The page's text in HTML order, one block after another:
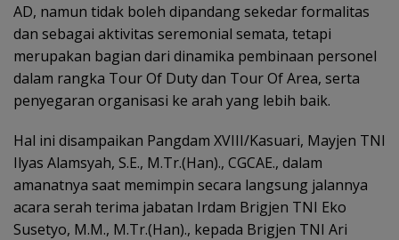
AD, namun tidak boleh dipandang sekedar formalitas
dan sebagai aktivitas seremonial semata, tetapi
merupakan bagian dari dinamika pembinaan personel
dalam rangka Tour Of Duty dan Tour Of Area, serta
penyegaran organisasi ke arah yang lebih baik.
Hal ini disampaikan Pangdam XVIII/Kasuari, Mayjen TNI
Ilyas Alamsyah, S.E., M.Tr.(Han)., CGCAE., dalam
amanatnya saat memimpin secara langsung jalannya
acara serah terima jabatan Irdam Brigjen TNI Eko
Susetyo, M.M., M.Tr.(Han)., kepada Brigjen TNI Ari